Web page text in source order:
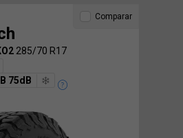
285/70 R17
B 75dB
Comparar